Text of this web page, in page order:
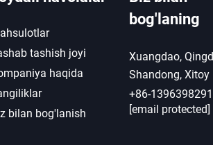
tashish joyi
haqida
bilan bog'lanish
bog'laning
Xuangdao,
Shandong, Xitoy
+86-
[email protected]